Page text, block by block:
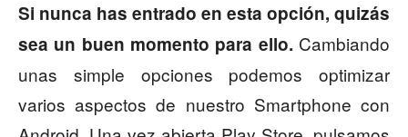
Si nunca has entrado en esta opción, quizás
sea un buen momento para ello. Cambiando
unas simple opciones podemos optimizar
varios aspectos de nuestro Smartphone con